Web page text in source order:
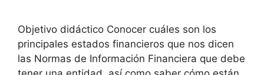
Objetivo didáctico Conocer cuáles son los
principales estados financieros que nos dicen
las Normas de Información Financiera que debe